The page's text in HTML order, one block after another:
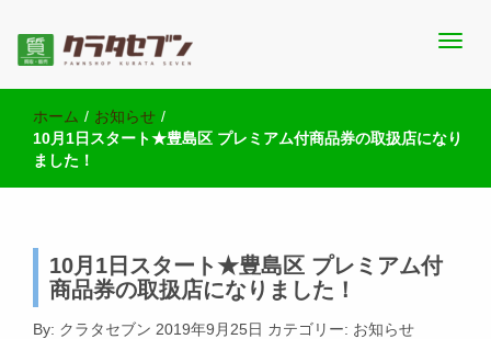
池袋の質屋クラタセブン 公式BLOG
績・販売商品情報や雑記をお届けします。
ホーム / お知らせ /
10月1日スタート★豊島区 プレミアム付商品券の取扱店になり
ました！
10月1日スタート★豊島区 プレミアム付
商品券の取扱店になりました！
By: クラタセブン 2019年9月25日 カテゴリー: お知らせ